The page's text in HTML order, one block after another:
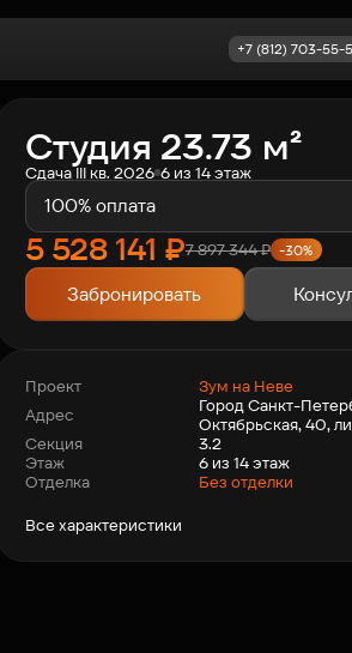
+7 (812) 703-55-
Студия 23.73 м²
Сдача III кв. 2026 6 из 14 этаж
100% оплата
5 528 141 ₽7 897 344₽ -30%
Забронировать
Проект
Зум на Неве
Адрес
Город Санкт-
Октябрьская, 40,
Секция
3.2
Этаж
6 из 14 этаж
Отделка
Без отделки
Все характеристики